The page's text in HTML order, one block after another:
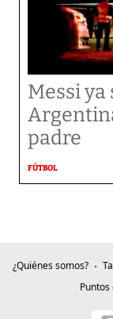
Messi
padre
FÚTBOL
¿Quiénes somos?
Puntos